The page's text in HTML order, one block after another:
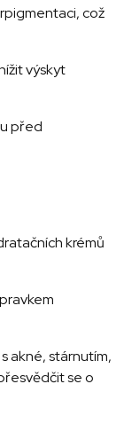
což
výskyt
před
krémů
akné, stárnutím,
se o